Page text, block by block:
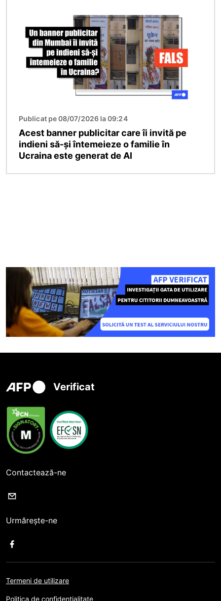
Publicat pe 08/07/2026 la 09:24
Acest banner publicitar care îi invită pe
indieni să-și întemeieze o familie în
Ucraina este generat de AI
Verificat
Contactează-ne
Urmărește-ne
Termeni de utilizare
Politica de confidențialitate